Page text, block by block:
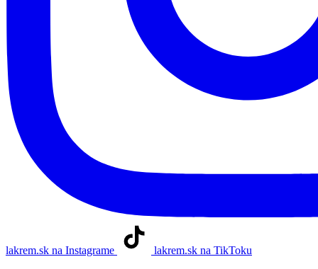
lakrem.sk na Instagrame lakrem.sk na TikToku